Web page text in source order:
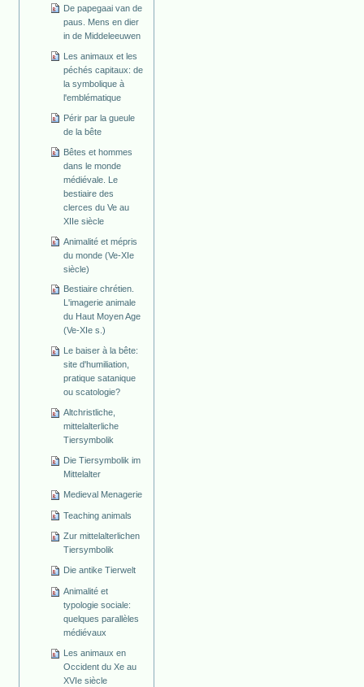
De papegaai van de
paus. Mens en dier
in de Middeleeuwen
Les animaux et les
péchés capitaux: de
la symbolique à
l'emblématique
Périr par la gueule
de la bête
Bêtes et hommes
dans le monde
médiévale. Le
bestiaire des
clerces du Ve au
XIIe siècle
Animalité et mépris
du monde (Ve-XIe
siècle)
Bestiaire chrétien.
L'imagerie animale
du Haut Moyen Age
(Ve-XIe s.)
Le baiser à la bête:
site d'humiliation,
pratique satanique
ou scatologie?
Altchristliche,
mittelalterliche
Tiersymbolik
Die Tiersymbolik im
Mittelalter
Medieval Menagerie
Teaching animals
Zur mittelalterlichen
Tiersymbolik
Die antike Tierwelt
Animalité et
typologie sociale:
quelques parallèles
médiévaux
Les animaux en
Occident du Xe au
XVIe siècle